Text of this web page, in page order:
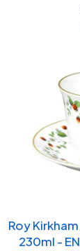
Roy
230ml -